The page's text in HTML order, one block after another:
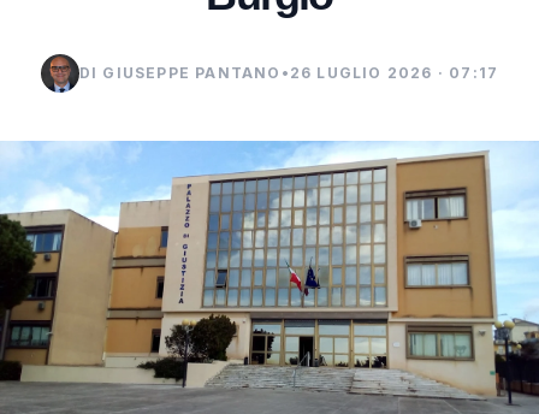
DI GIUSEPPE PANTANO • 26 LUGLIO 2026 · 07:17